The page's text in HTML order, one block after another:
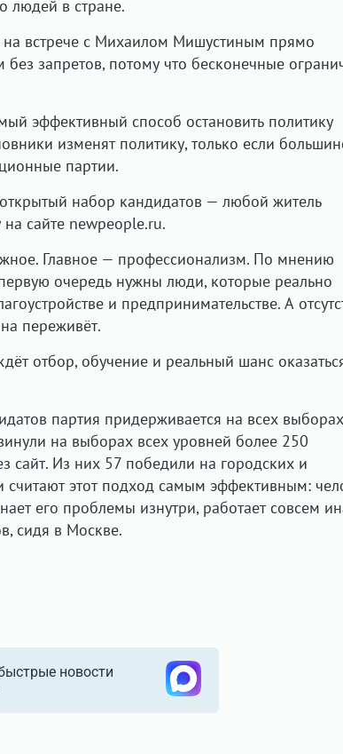
людей в стране.
на встрече с Михаилом Мишустиным прямо
запретов, потому что бесконечные
эффективный способ остановить политику
изменят политику, только если
партии.
набор кандидатов — любой житель
на сайте newpeople.ru.
Главное — профессионализм. По мнению
очередь нужны люди, которые реально
и предпринимательстве. А
переживёт.
отбор, обучение и реальный шанс
партия придерживается на всех
на выборах всех уровней более 250
сайт. Из них 57 победили на городских и
этот подход самым эффективным:
его проблемы изнутри, работает совсем
сидя в Москве.
новости